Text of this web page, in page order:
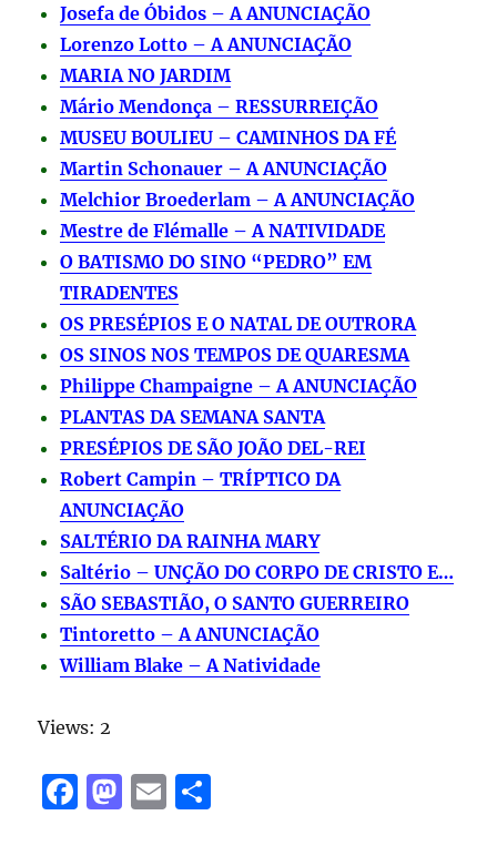
Josefa de Óbidos – A ANUNCIAÇÃO
Lorenzo Lotto – A ANUNCIAÇÃO
MARIA NO JARDIM
Mário Mendonça – RESSURREIÇÃO
MUSEU BOULIEU – CAMINHOS DA FÉ
Martin Schonauer – A ANUNCIAÇÃO
Melchior Broederlam – A ANUNCIAÇÃO
Mestre de Flémalle – A NATIVIDADE
O BATISMO DO SINO “PEDRO” EM
TIRADENTES
OS PRESÉPIOS E O NATAL DE OUTRORA
OS SINOS NOS TEMPOS DE QUARESMA
Philippe Champaigne – A ANUNCIAÇÃO
PLANTAS DA SEMANA SANTA
PRESÉPIOS DE SÃO JOÃO DEL-REI
Robert Campin – TRÍPTICO DA
ANUNCIAÇÃO
SALTÉRIO DA RAINHA MARY
Saltério – UNÇÃO DO CORPO DE CRISTO E…
SÃO SEBASTIÃO, O SANTO GUERREIRO
Tintoretto – A ANUNCIAÇÃO
William Blake – A Natividade
Views: 2
F
M E